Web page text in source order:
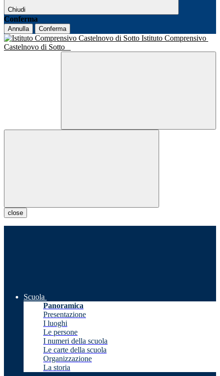
Chiudi
Conferma
Annulla Conferma
Istituto Comprensivo
Castelnovo di Sotto
close
Scuola
Panoramica
Presentazione
I luoghi
Le persone
I numeri della scuola
Le carte della scuola
Organizzazione
La storia